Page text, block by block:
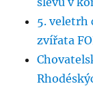
5. veletrh
zvířata